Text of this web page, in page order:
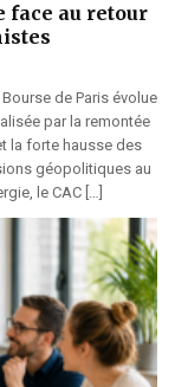
face au retour
de Paris évolue
par la remontée
la forte hausse des
géopolitiques au
le CAC […]